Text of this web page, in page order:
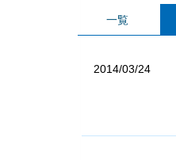
一覧
2014/03/24